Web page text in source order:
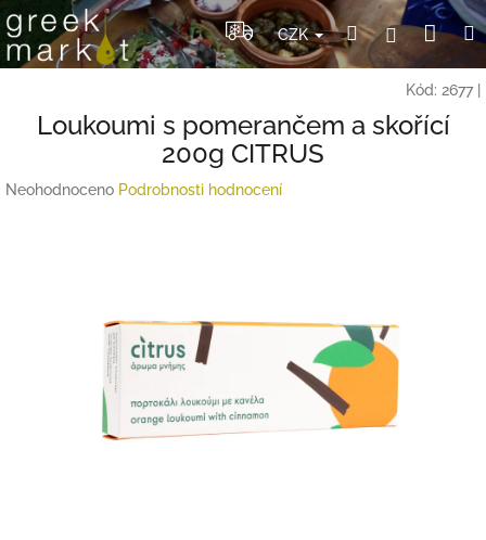
na
obsah
CZK HledatPřihlášení
Kód: 2677
Loukoumi s pomerančem a skořící
200g CITRUS
Průměrné
Neohodnoceno Podrobnosti hodnocení